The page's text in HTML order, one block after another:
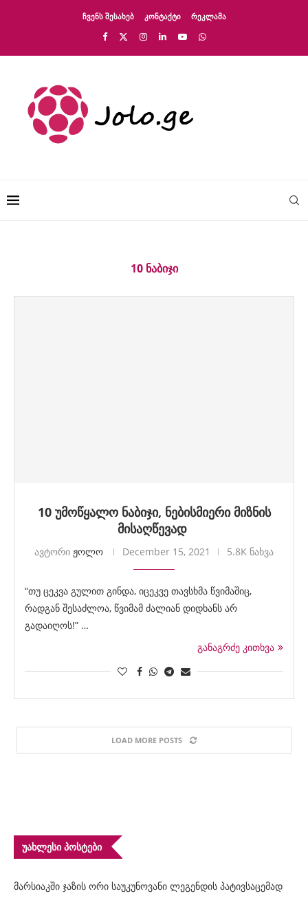
ᲩᲕᲔᲜᲡ ᲨᲔᲡᲐᲮᲔᲑ ᲙᲝᲜᲢᲐᲥᲢᲘ ᲠᲔᲙᲚᲐᲛᲐ
10 ᲜᲐᲑᲘᲯᲘ
10 უმოწყალო ნაბიჯი, ნებისმიერი მიზნის
მისაღწევად
ავტორი ჟოლო December 15, 2021 5.8K ნახვა
“თუ ცეკვა გულით გინდა, იცეკვე თავსხმა წვიმაშიც,
რადგან შესაძლოა, წვიმამ ძალიან დიდხანს არ
გადაიღოს!” …
განაგრძე კითხვა
LOAD MORE POSTS
ᲣᲐᲮᲚᲔᲡᲘ ᲞᲝᲡᲢᲔᲑᲘ
მარსიაკში ჯაზის ორი საუკუნოვანი ლეგენდის პატივსაცემად